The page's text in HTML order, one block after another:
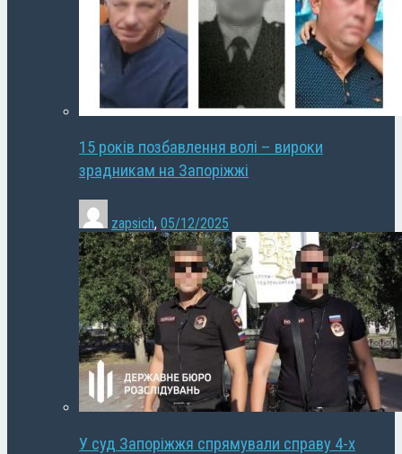
15 років позбавлення волі – вироки
зрадникам на Запоріжжі
zapsich, 05/12/2025
У суд Запоріжжя спрямували справу 4-х